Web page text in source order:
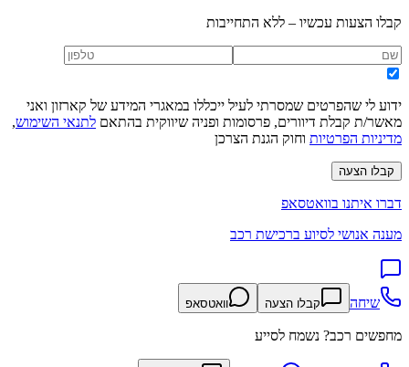
קבלו הצעות עכשיו – ללא התחייבות
ידוע לי שהפרטים שמסרתי לעיל ייכללו במאגרי המידע של קארזון ואני
מאשר/ת קבלת דיוורים, פרסומות ופניה שיווקית בהתאם לתנאי השימוש,
מדיניות הפרטיות וחוק הגנת הצרכן
קבלו הצעה
דברו איתנו בוואטסאפ
מענה אנושי לסיוע ברכישת רכב
שיחה קבלו הצעה וואטסאפ
מחפשים רכב? נשמח לסייע